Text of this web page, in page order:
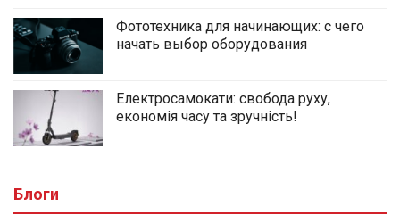
Фототехника для начинающих: с чего
начать выбор оборудования
Електросамокати: свобода руху,
економія часу та зручність!
Блоги